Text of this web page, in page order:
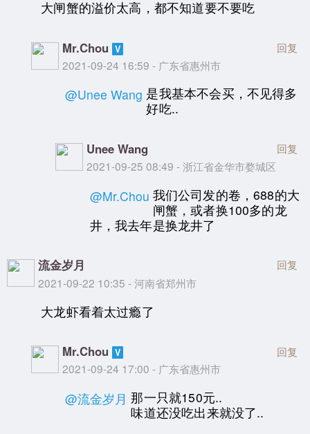
大闸蟹的溢价太高，都不知道要不要吃
Mr.Chou
2021-09-24 16:59 - 广东省惠州市
回复
@Unee Wang 是我基本不会买，不见得多
好吃..
Unee Wang
2021-09-25 08:49 - 浙江省金华市婺城区
回复
@Mr.Chou 我们公司发的卷，688的大
闸蟹，或者换100多的龙
井，我去年是换龙井了
流金岁月
2021-09-22 10:35 - 河南省郑州市
回复
大龙虾看着太过瘾了
Mr.Chou
2021-09-24 17:00 - 广东省惠州市
回复
@流金岁月 那一只就150元..
味道还没吃出来就没了..